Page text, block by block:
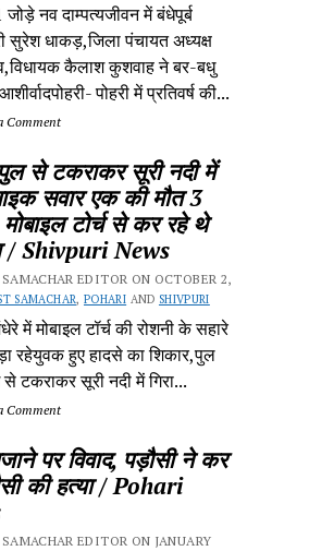
जोड़े नव दाम्पत्यजीवन में बंधेपूर्ब
सुरेश धाकड़,जिला पंचायत अध्यक्ष
कैलाश कुशवाह ने बर-बधु
पोहरी में प्रतिवर्ष की...
Comment
से टकराकर सूरी नदी में
सवार एक की मौत 3
टोर्च से कर रहे थे
/ Shivpuri News
EDITOR ON OCTOBER 2,
SAMACHAR, POHARI AND SHIVPURI
में मोबाइल टॉर्च की रोशनी के सहारे
रहेयुवक हुए हादसे का शिकार,पुल
टकराकर सूरी नदी में गिरा...
Comment
पर विवाद, पड़ौसी ने कर
की हत्या / Pohari
EDITOR ON JANUARY